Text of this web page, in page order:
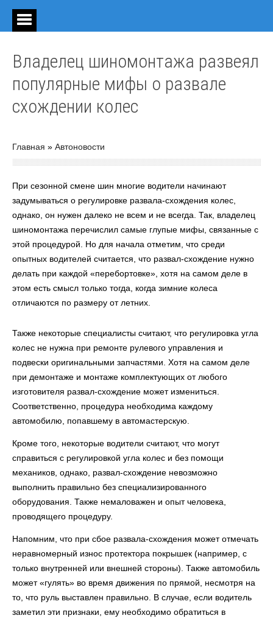
Владелец шиномонтажа развеял
популярные мифы о развале
схождении колес
Главная » Автоновости
При сезонной смене шин многие водители начинают
задумываться о регулировке развала-схождения колес,
однако, он нужен далеко не всем и не всегда. Так, владелец
шиномонтажа перечислил самые глупые мифы, связанные с
этой процедурой. Но для начала отметим, что среди
опытных водителей считается, что развал-схождение нужно
делать при каждой «перебортовке», хотя на самом деле в
этом есть смысл только тогда, когда зимние колеса
отличаются по размеру от летних.
Также некоторые специалисты считают, что регулировка угла
колес не нужна при ремонте рулевого управления и
подвески оригинальными запчастями. Хотя на самом деле
при демонтаже и монтаже комплектующих от любого
изготовителя развал-схождение может измениться.
Соответственно, процедура необходима каждому
автомобилю, попавшему в автомастерскую.
Кроме того, некоторые водители считают, что могут
справиться с регулировкой угла колес и без помощи
механиков, однако, развал-схождение невозможно
выполнить правильно без специализированного
оборудования. Также немаловажен и опыт человека,
проводящего процедуру.
Напомним, что при сбое развала-схождения может отмечать
неравномерный износ протектора покрышек (например, с
только внутренней или внешней стороны). Также автомобиль
может «гулять» во время движения по прямой, несмотря на
то, что руль выставлен правильно. В случае, если водитель
заметил эти признаки, ему необходимо обратиться в